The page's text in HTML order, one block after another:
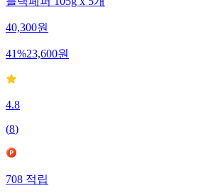
블랙페퍼 105g x 5개
40,300원
41%23,600원
4.8
(8)
708적립